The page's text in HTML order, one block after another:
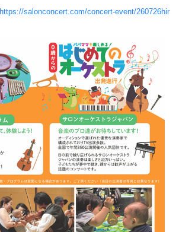
https://salonconcert.com/concert-event/260726hir